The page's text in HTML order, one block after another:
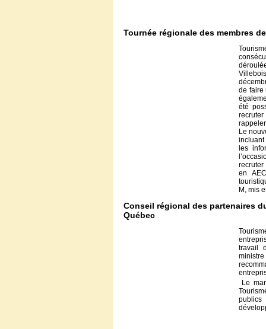
Tournée régionale des membres
de faire
été
Le
incluant
les
recruter
en
M, mis
Conseil régional des partenaires
Québec
travail
Le